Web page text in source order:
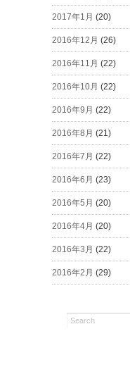
2017年1月 (20)
2016年12月 (26)
2016年11月 (22)
2016年10月 (22)
2016年9月 (22)
2016年8月 (21)
2016年7月 (22)
2016年6月 (23)
2016年5月 (20)
2016年4月 (20)
2016年3月 (22)
2016年2月 (29)